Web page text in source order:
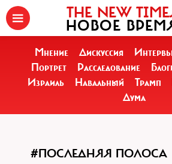
THE NEW
НОВОЕ
Мнение Дискуссия
Портрет
Расследование
Израиль
Навальный Трамп
Дума
#ПОСЛЕДНЯЯ ПОЛОСА